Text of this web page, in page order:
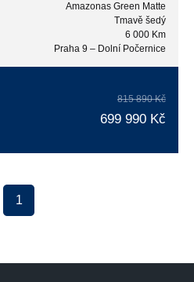
Amazonas Green Matte
Tmavě šedý
6 000 Km
Praha 9 – Dolní Počernice
815 890 Kč
699 990 Kč
1